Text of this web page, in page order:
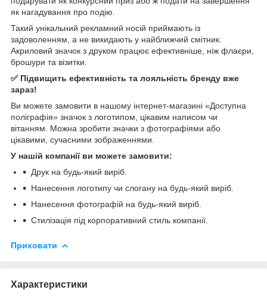
як нагадування про подію.
Такий унікальний рекламний носій приймають із
задоволенням, а не викидають у найближчий смітник.
Акриловий значок з друком працює ефективніше, ніж флаєри,
брошури та візитки.
✅ Підвищить ефективність та лояльність бренду вже
зараз!
Ви можете замовити в нашому інтернет-магазині «Доступна
поліграфія» значок з логотипом, цікавим написом чи
вітанням. Можна зробити значки з фотографіями або
цікавими, сучасними зображеннями.
У нашій компанії ви можете замовити:
Друк на будь-який виріб.
Нанесення логотипу чи слогану на будь-який виріб.
Нанесення фотографій на будь-який виріб.
Стилізація під корпоративний стиль компанії.
Приховати
Характеристики